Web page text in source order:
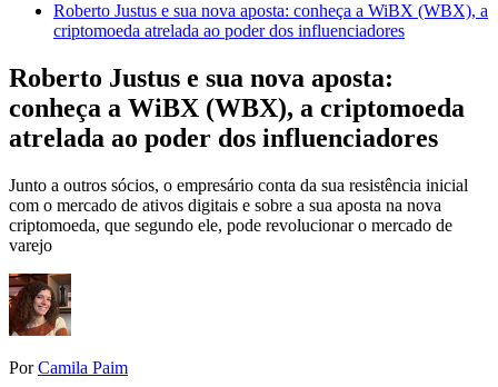
Roberto Justus e sua nova aposta: conheça a WiBX (WBX), a
criptomoeda atrelada ao poder dos influenciadores
Roberto Justus e sua nova aposta:
conheça a WiBX (WBX), a criptomoeda
atrelada ao poder dos influenciadores
Junto a outros sócios, o empresário conta da sua resistência inicial
com o mercado de ativos digitais e sobre a sua aposta na nova
criptomoeda, que segundo ele, pode revolucionar o mercado de
varejo
PorCamila Paim